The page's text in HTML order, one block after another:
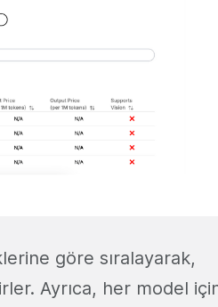
göre sıralayarak,
Ayrıca, her model